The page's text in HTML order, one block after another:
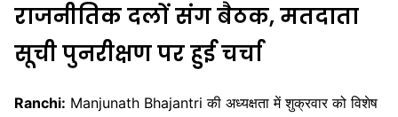
राजनीतिक दलों संग बैठक, मतदाता
सूची पुनरीक्षण पर हुई चर्चा
Ranchi: Manjunath Bhajantri की अध्यक्षता में शुक्रवार को विशेष